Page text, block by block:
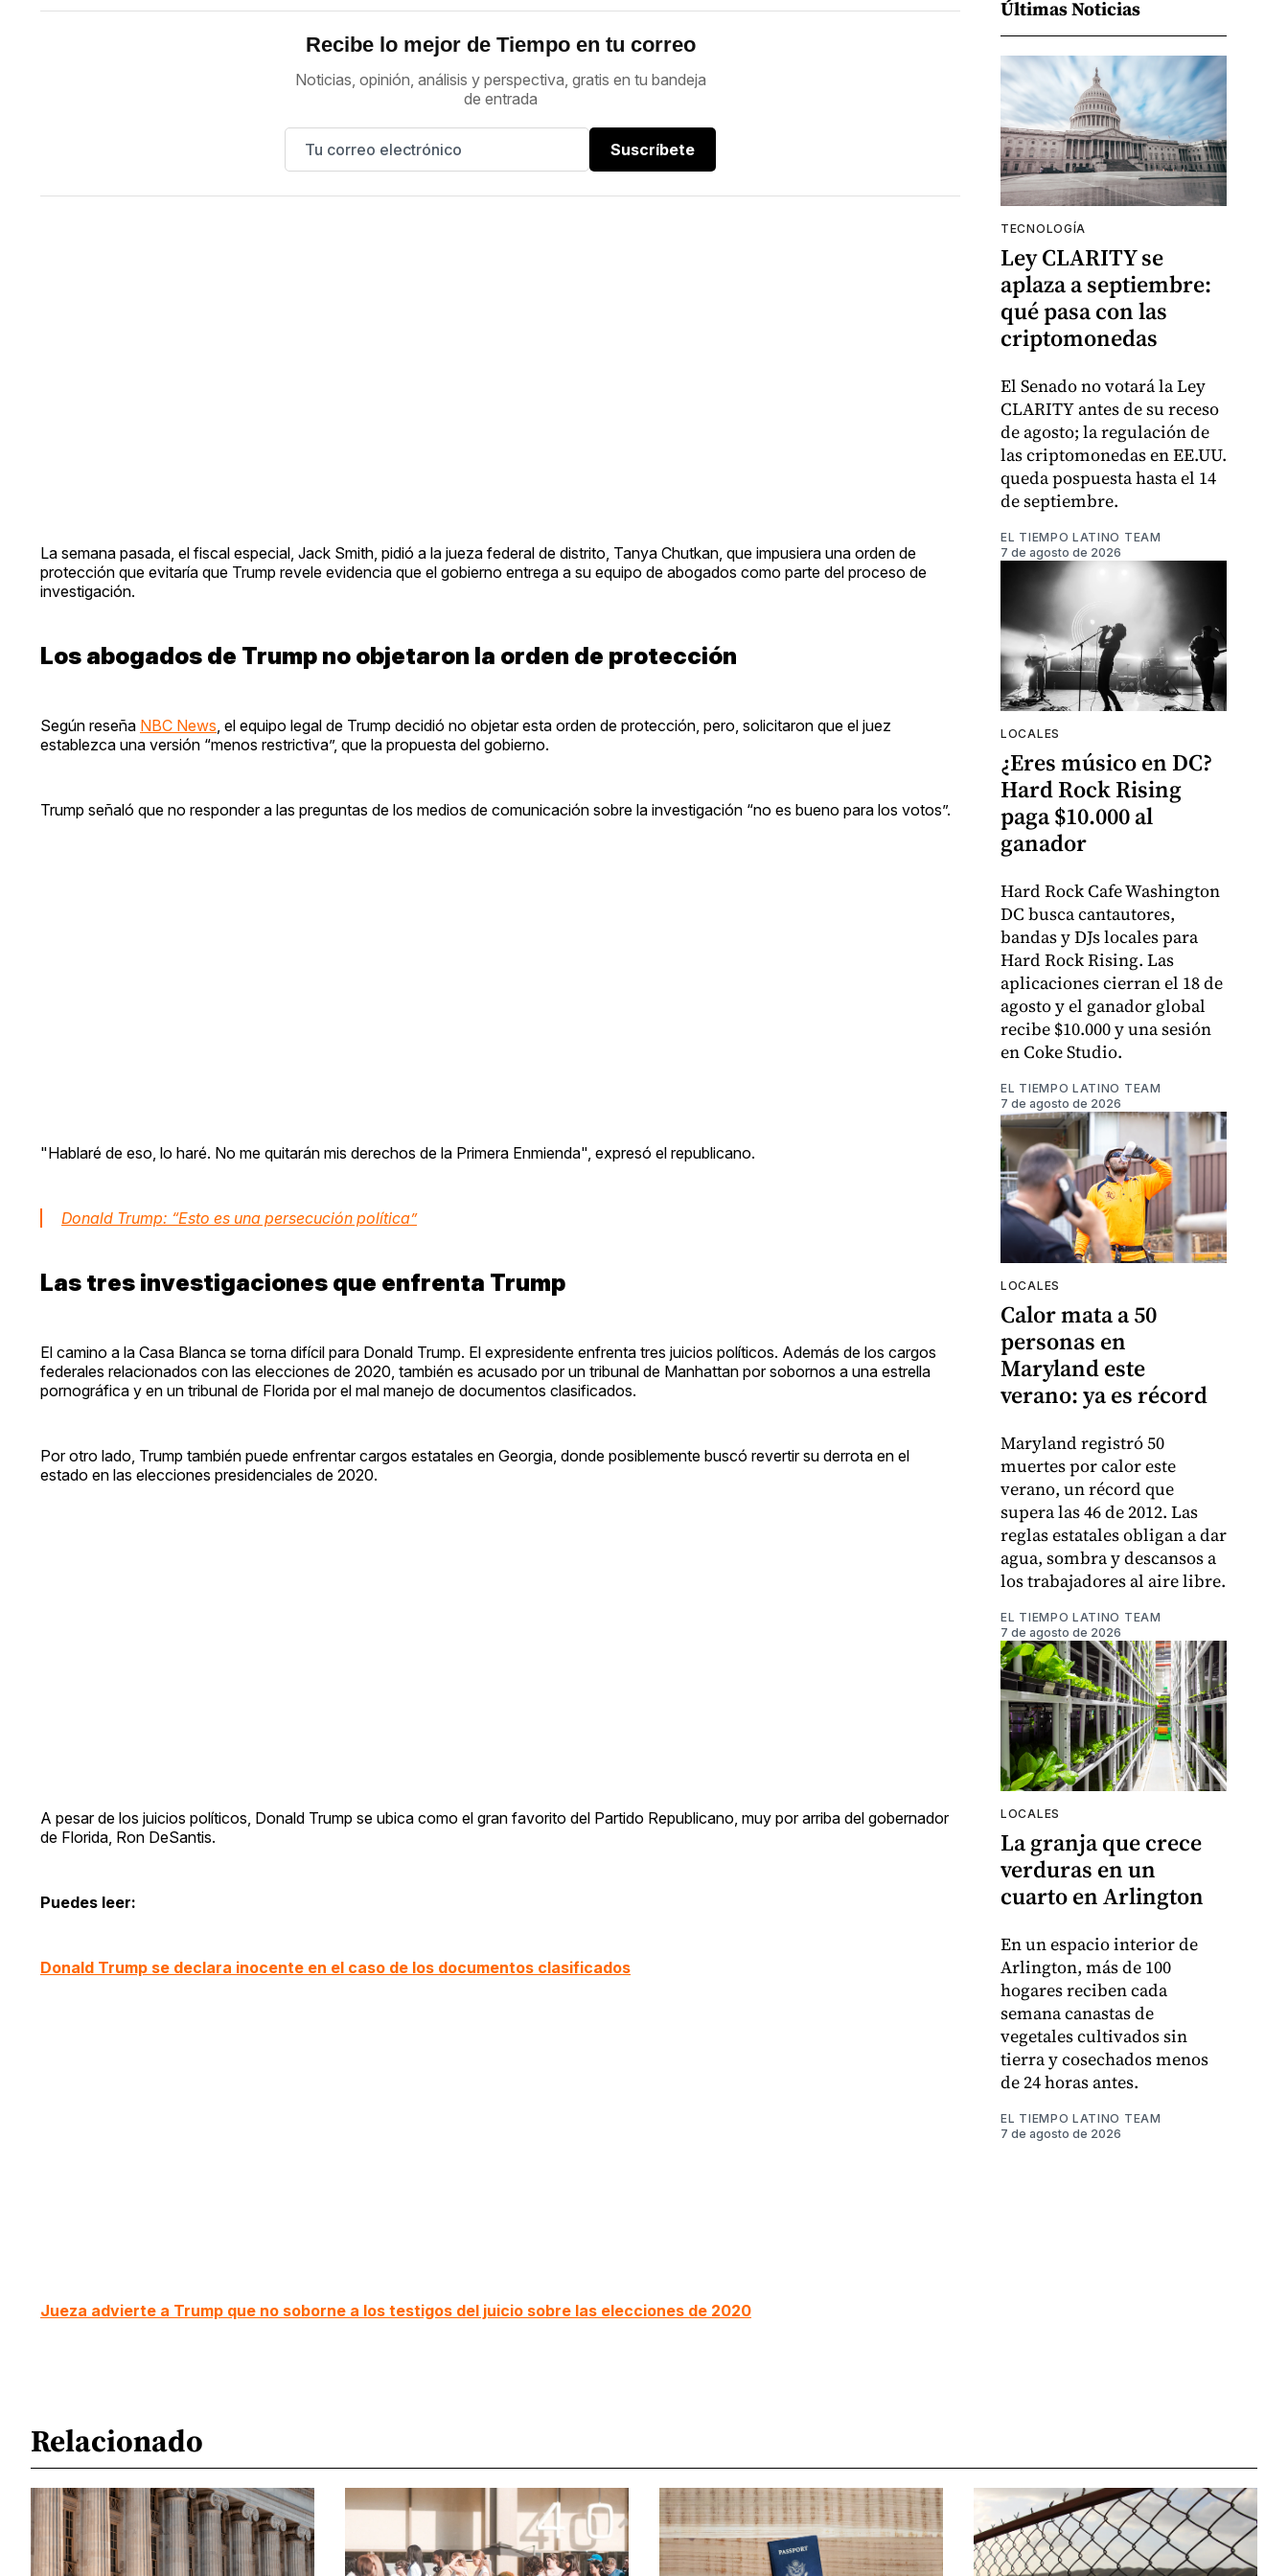
Recibe lo mejor de Tiempo en tu correo
Noticias, opinión, análisis y perspectiva, gratis en tu bandeja
de entrada
Suscríbete
La semana pasada, el fiscal especial, Jack Smith, pidió a la jueza federal de distrito, Tanya Chutkan, que impusiera una orden de
protección que evitaría que Trump revele evidencia que el gobierno entrega a su equipo de abogados como parte del proceso de
investigación.
Los abogados de Trump no objetaron la orden de protección
Según reseña NBC News , el equipo legal de Trump decidió no objetar esta orden de protección, pero, solicitaron que el juez
establezca una versión “menos restrictiva”, que la propuesta del gobierno.
Trump señaló que no responder a las preguntas de los medios de comunicación sobre la investigación “no es bueno para los votos”.
"Hablaré de eso, lo haré. No me quitarán mis derechos de la Primera Enmienda", expresó el republicano.
Donald Trump: “Esto es una persecución política”
Las tres investigaciones que enfrenta Trump
El camino a la Casa Blanca se torna difícil para Donald Trump. El expresidente enfrenta tres juicios políticos. Además de los cargos
federales relacionados con las elecciones de 2020, también es acusado por un tribunal de Manhattan por sobornos a una estrella
pornográfica y en un tribunal de Florida por el mal manejo de documentos clasificados.
Por otro lado, Trump también puede enfrentar cargos estatales en Georgia, donde posiblemente buscó revertir su derrota en el
estado en las elecciones presidenciales de 2020.
A pesar de los juicios políticos, Donald Trump se ubica como el gran favorito del Partido Republicano, muy por arriba del gobernador
de Florida, Ron DeSantis.
Puedes leer:
Donald Trump se declara inocente en el caso de los documentos clasificados
Jueza advierte a Trump que no soborne a los testigos del juicio sobre las elecciones de 2020
Últimas Noticias
TECNOLOGÍA
Ley CLARITY se
aplaza a septiembre:
qué pasa con las
criptomonedas
El Senado no votará la Ley
CLARITY antes de su receso
de agosto; la regulación de
las criptomonedas en EE.UU.
queda pospuesta hasta el 14
de septiembre.
EL TIEMPO LATINO TEAM
7 de agosto de 2026
LOCALES
¿Eres músico en DC?
Hard Rock Rising
paga $10.000 al
ganador
Hard Rock Cafe Washington
DC busca cantautores,
bandas y DJs locales para
Hard Rock Rising. Las
aplicaciones cierran el 18 de
agosto y el ganador global
recibe $10.000 y una sesión
en Coke Studio.
EL TIEMPO LATINO TEAM
7 de agosto de 2026
LOCALES
Calor mata a 50
personas en
Maryland este
verano: ya es récord
Maryland registró 50
muertes por calor este
verano, un récord que
supera las 46 de 2012. Las
reglas estatales obligan a dar
agua, sombra y descansos a
los trabajadores al aire libre.
EL TIEMPO LATINO TEAM
7 de agosto de 2026
LOCALES
La granja que crece
verduras en un
cuarto en Arlington
En un espacio interior de
Arlington, más de 100
hogares reciben cada
semana canastas de
vegetales cultivados sin
tierra y cosechados menos
de 24 horas antes.
EL TIEMPO LATINO TEAM
7 de agosto de 2026
Relacionado